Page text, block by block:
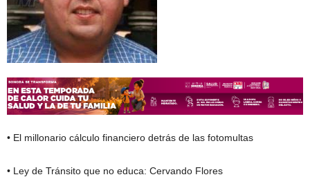
• El millonario cálculo financiero detrás de las fotomultas
• Ley de Tránsito que no educa: Cervando Flores